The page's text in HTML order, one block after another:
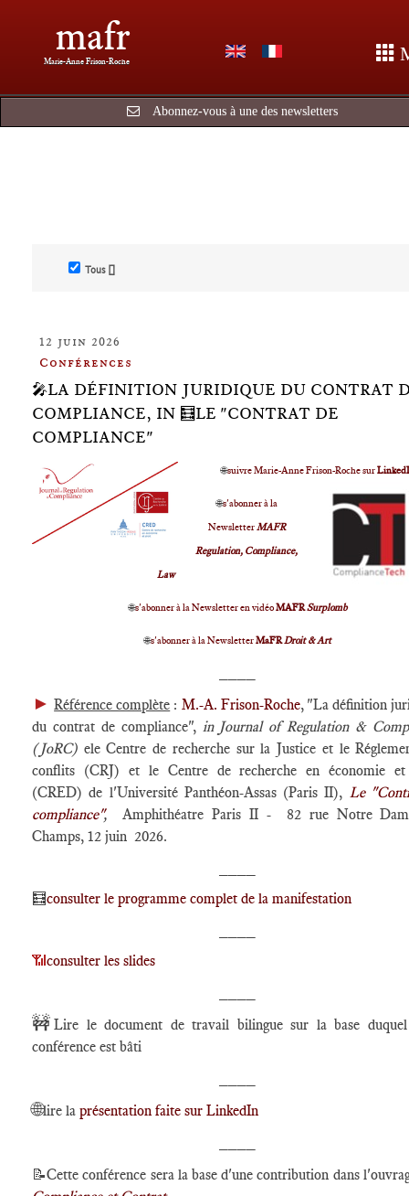
mafr
Marie-Anne Frison-Roche
Abonnez-vous à une des newsletters
Tous []
12 juin 2026
Conférences
🎤LA DÉFINITION JURIDIQUE DU CONTRAT
COMPLIANCE, IN 🧮LE "CONTRAT DE
COMPLIANCE"
🌐suivre Marie-Anne Frison-Roche sur
🌐s'abonner à la
NewsletterMAFR
Regulation, Compliance,
Law
🌐s'abonner à la Newsletter en vidéoMAFRSurplomb
🌐s'abonner à la NewsletterMaFRDroit & Art
► Référence complète : M.-A. Frison-Roche, "La définition
du contrat de compliance", in Journal of Regulation &
(JoRC) ele Centre de recherche sur la Justice et le
conflits (CRJ) et le Centre de recherche en économie
(CRED) de l'Université Panthéon-Assas (Paris II), Le
compliance",
Amphithéatre Paris II - 82 rue Notre
Champs, 12 juin 2026.
🧮consulter le programme complet de la manifestation
📶consulter les slides
🚧Lire le document de travail bilingue sur la base
conférence est bâti
🌐lire la présentation faite sur LinkedIn
📝Cette conférence sera la base d'une contribution dans